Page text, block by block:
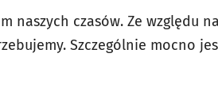
naszych czasów. Ze względu
Szczególnie mocno